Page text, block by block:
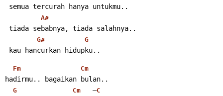
semua tercurah hanya untukmu..
A#
tiada sebabnya, tiada salahnya..
G# G
kau hancurkan hidupku..
Fm Cm
hadirmu.. bagaikan bulan..
G Cm
   –
C